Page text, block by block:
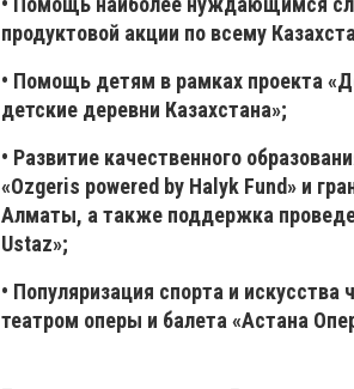
продуктовой акции по всему
• Помощь детям в рамках проекта
детские деревни Казахстана»;
• Развитие качественного
«Ozgeris powered by Halyk Fund» и
Алматы, а также поддержка
Ustaz»;
• Популяризация спорта и
театром оперы и балета «Астана